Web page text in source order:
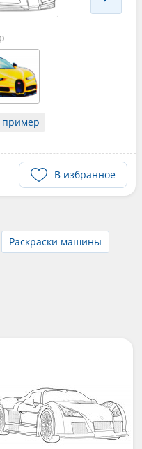
пример
В избранное
Раскраски машины